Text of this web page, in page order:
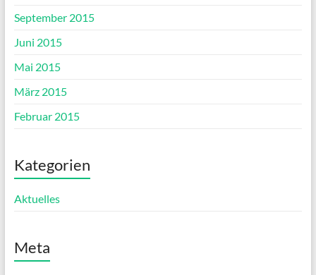
September 2015
Juni 2015
Mai 2015
März 2015
Februar 2015
Kategorien
Aktuelles
Meta